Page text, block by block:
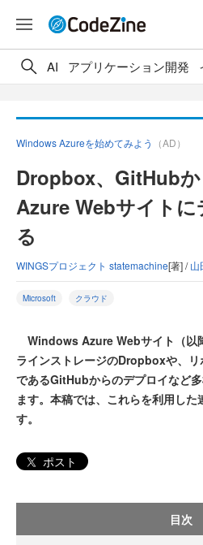
AI アプリケーション開発
Windows Azureを始めてみよう （AD）
Dropbox、GitHub
Azure Webサイト
る
WINGSプロジェクト statemachine[著] /山
Microsoft クラウド
Windows Azure Webサイト（以
ラインストレージのDropboxや、
であるGitHubからのデプロイなど
ます。本稿では、これらを利用した
す。
ポスト
目次